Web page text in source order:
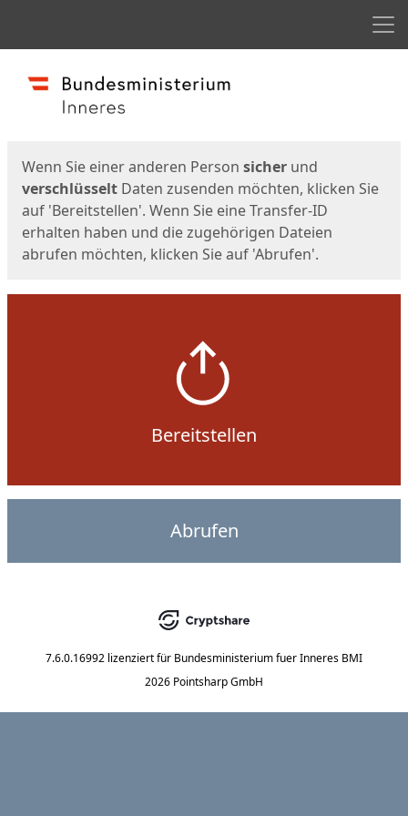
Start
Wenn Sie einer anderen Person sicher und
verschlüsselt Daten zusenden möchten, klicken Sie
auf 'Bereitstellen'. Wenn Sie eine Transfer-ID
erhalten haben und die zugehörigen Dateien
abrufen möchten, klicken Sie auf 'Abrufen'.
Bereitstellen
Abrufen
7.6.0.16992 lizenziert für Bundesministerium fuer Inneres BMI
2026 Pointsharp GmbH